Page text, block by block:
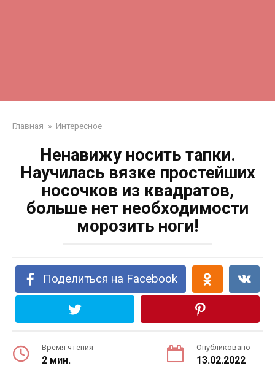
Главная » Интересное
Ненавижу носить тапки.
Научилась вязке простейших
носочков из квадратов,
больше нет необходимости
морозить ноги!
Поделиться на Facebook
Время чтения
2 мин.
Опубликовано
13.02.2022